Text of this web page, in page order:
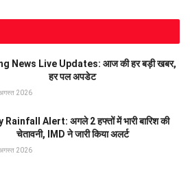
News Live Updates: आज की हर बड़ी खबर,
हर पल अपडेट
अगस्त 2026
Rainfall Alert: अगले 2 हफ्तों में भारी बारिश की
चेतावनी, IMD ने जारी किया अलर्ट
अगस्त 2026